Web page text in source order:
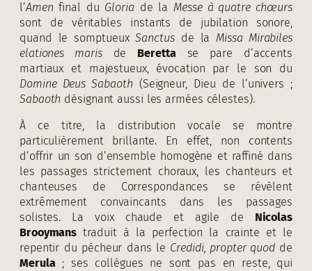
l’Amen final du Gloria de laMesse à quatre chœurs
sont de véritables instants de jubilation sonore,
quand le somptueuxSanctusde laMissa Mirabiles
elationes marisde Berettase pare d’accents
martiaux et majestueux, évocation par le son du
Domine Deus Sabaoth (Seigneur, Dieu de l’univers ;
Sabaoth désignant aussi les armées célestes).
À ce titre, la distribution vocale se montre
particulièrement brillante. En effet, non contents
d’offrir un son d’ensemble homogène et raffiné dans
les passages strictement choraux, les chanteurs et
chanteuses de Correspondances se révèlent
extrêmement convaincants dans les passages
solistes. La voix chaude et agile de Nicolas
Brooymans traduit à la perfection la crainte et le
repentir du pécheur dans le Credidi, propter quodde
Merula; ses collègues ne sont pas en reste, qui